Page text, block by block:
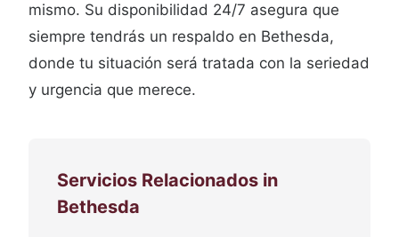
mismo. Su disponibilidad 24/7 asegura que
siempre tendrás un respaldo en Bethesda,
donde tu situación será tratada con la seriedad
y urgencia que merece.
Servicios Relacionados in
Bethesda